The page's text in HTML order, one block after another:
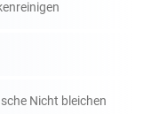
Nicht bleichen